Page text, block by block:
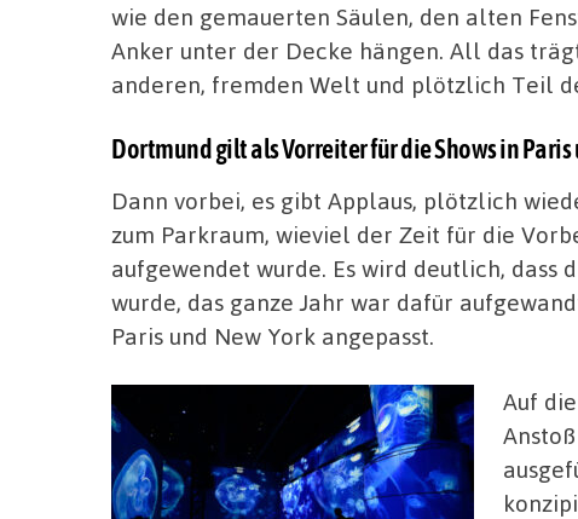
wie den gemauerten Säulen, den alten
Anker unter der Decke hängen. All das
anderen, fremden Welt und plötzlich Teil
Dortmund gilt als Vorreiter für die Shows in Paris
Dann vorbei, es gibt Applaus, plötzlich
zum Parkraum, wieviel der Zeit für die
aufgewendet wurde. Es wird deutlich,
wurde, das ganze Jahr war dafür
Paris und New York angepasst.
Auf